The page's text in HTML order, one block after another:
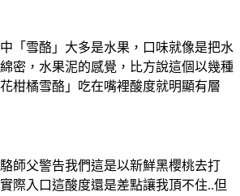
「雪酪」大多是水果，口味就像是把水
密，水果泥的感覺，比方說這個以幾種
柑橘雪酪」吃在嘴裡酸度就明顯有層
師父警告我們這是以新鮮黑櫻桃去打
際入口這酸度還是差點讓我頂不住..但